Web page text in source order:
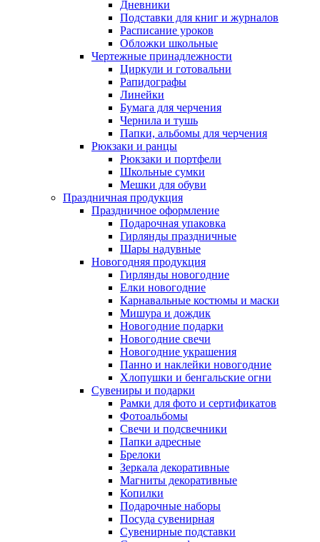
Дневники
Подставки для книг и журналов
Расписание уроков
Обложки школьные
Чертежные принадлежности
Циркули и готовальни
Рапидографы
Линейки
Бумага для черчения
Чернила и тушь
Папки, альбомы для черчения
Рюкзаки и ранцы
Рюкзаки и портфели
Школьные сумки
Мешки для обуви
Праздничная продукция
Праздничное оформление
Подарочная упаковка
Гирлянды праздничные
Шары надувные
Новогодняя продукция
Гирлянды новогодние
Елки новогодние
Карнавальные костюмы и маски
Мишура и дождик
Новогодние подарки
Новогодние свечи
Новогодние украшения
Панно и наклейки новогодние
Хлопушки и бенгальские огни
Сувениры и подарки
Рамки для фото и сертификатов
Фотоальбомы
Свечи и подсвечники
Папки адресные
Брелоки
Зеркала декоративные
Магниты декоративные
Копилки
Подарочные наборы
Посуда сувенирная
Сувенирные подставки